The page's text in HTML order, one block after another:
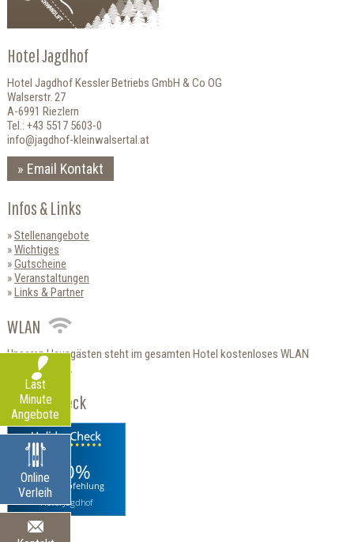
Hotel Jagdhof
Hotel Jagdhof Kessler Betriebs GmbH & Co OG
Walserstr. 27
A-6991 Riezlern
Tel.: +43 5517 5603-0
info@jagdhof-kleinwalsertal.at
Email Kontakt
Infos & Links
Stellenangebote
Wichtiges
Gutscheine
Veranstaltungen
Links & Partner
WLAN
Unseren Hausgästen steht im gesamten Hotel kostenloses WLAN
zur Verfügung.
HolidayCheck
100%
Weiterempfehlung
Hotel Jagdhof
Online
Verleih
Last
Minute
Angebote